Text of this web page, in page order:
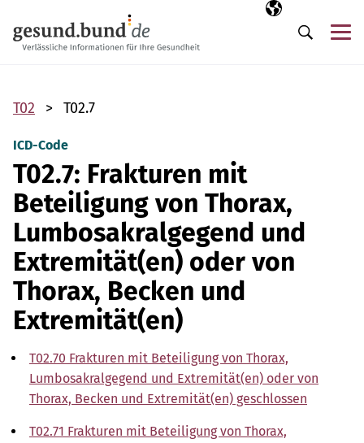
Ausgewählte
DE
Suche
T02 T02.7
ICD-Code
T02.7: Frakturen mit
Beteiligung von Thorax,
Lumbosakralgegend und
Extremität(en) oder von
Thorax, Becken und
Extremität(en)
T02.70 Frakturen mit Beteiligung von Thorax,
Lumbosakralgegend und Extremität(en) oder von
Thorax, Becken und Extremität(en) geschlossen
T02.71 Frakturen mit Beteiligung von Thorax,